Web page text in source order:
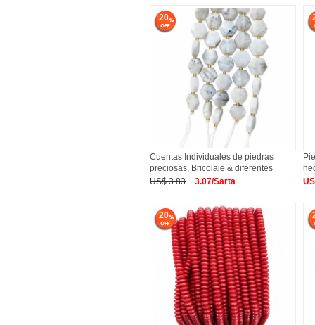
20
Cuentas Individuales de piedras
preciosas, Bricolaje & diferentes
US$ 3.83
3.07/Sarta
20